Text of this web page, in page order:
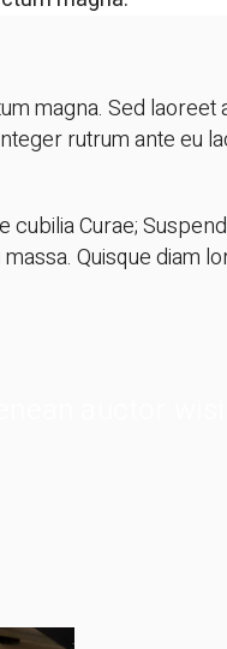
magna. Sed laoreet
rutrum ante eu
Curae;
Quisque diam